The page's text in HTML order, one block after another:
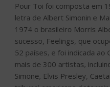
Pour Toi foi composta em
letra de Albert Simonin e
1974 o brasileiro Morris
sucesso, Feelings, que
52 países, e foi indicada
mais de 300 artistas,
Simone, Elvis Presley,